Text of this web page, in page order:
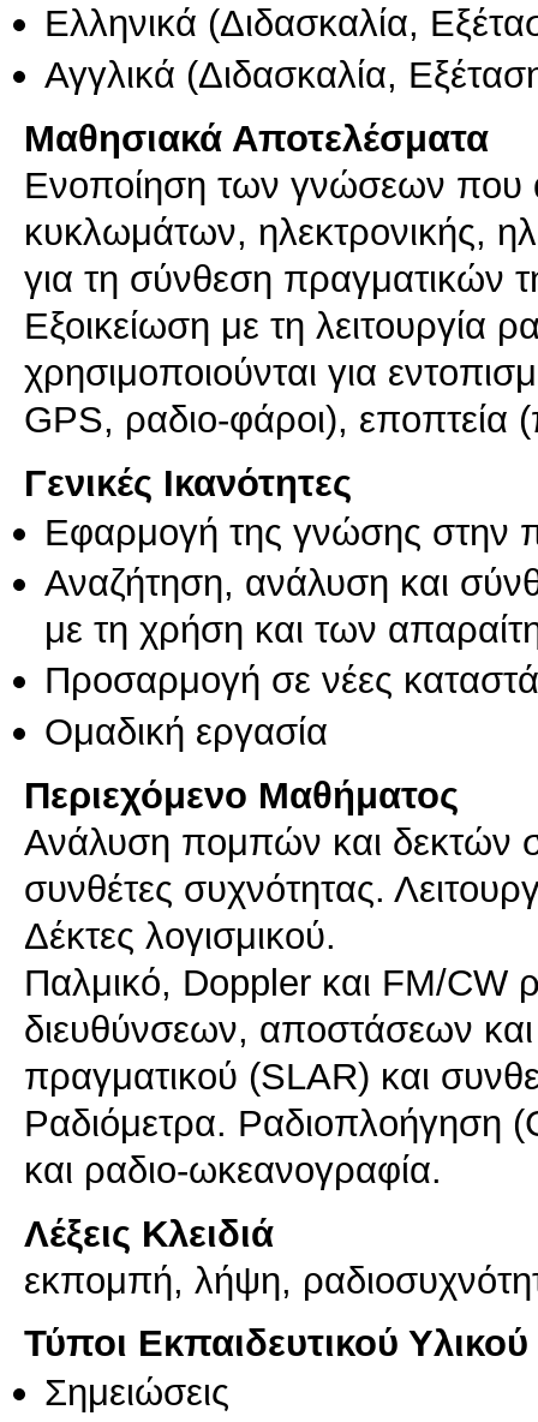
Ελληνικά (Διδασκαλία,
Αγγλικά (Διδασκαλία,
Μαθησιακά Αποτελέσματα
Ενοποίηση των γνώσεων που
κυκλωμάτων, ηλεκτρονικής,
για τη σύνθεση πραγματικών
Εξοικείωση με τη λειτουργία
χρησιμοποιούνται για
GPS, ραδιο-φάροι), εποπτεία
Γενικές Ικανότητες
Εφαρμογή της γνώσης στην
Αναζήτηση, ανάλυση και
με τη χρήση και των
Προσαρμογή σε νέες
Ομαδική εργασία
Περιεχόμενο Μαθήματος
Ανάλυση πομπών και δεκτών
συνθέτες συχνότητας.
Δέκτες λογισμικού.
Παλμικό, Doppler και FM/CW
διευθύνσεων, αποστάσεων
πραγματικού (SLAR) και
Pαδιόμετρα. Ραδιοπλοήγηση
Λέξεις Κλειδιά
εκπομπή, λήψη,
Τύποι Εκπαιδευτικού Υλικού
Σημειώσεις